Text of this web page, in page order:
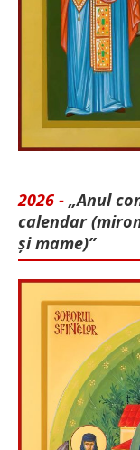
2026 - „Anul
calendar
și mame)”